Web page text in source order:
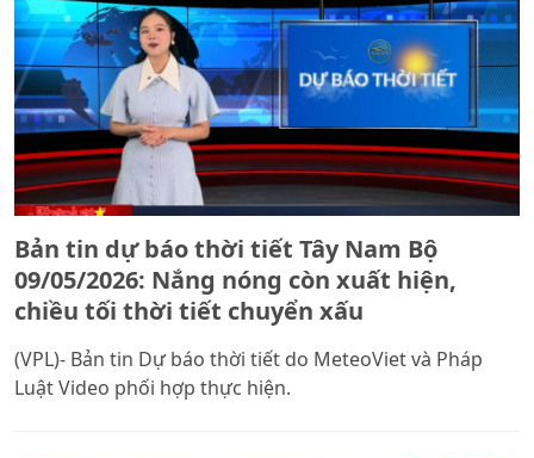
Bản tin dự báo thời tiết Tây Nam Bộ
09/05/2026: Nắng nóng còn xuất hiện,
chiều tối thời tiết chuyển xấu
(VPL)- Bản tin Dự báo thời tiết do MeteoViet và Pháp
Luật Video phối hợp thực hiện.